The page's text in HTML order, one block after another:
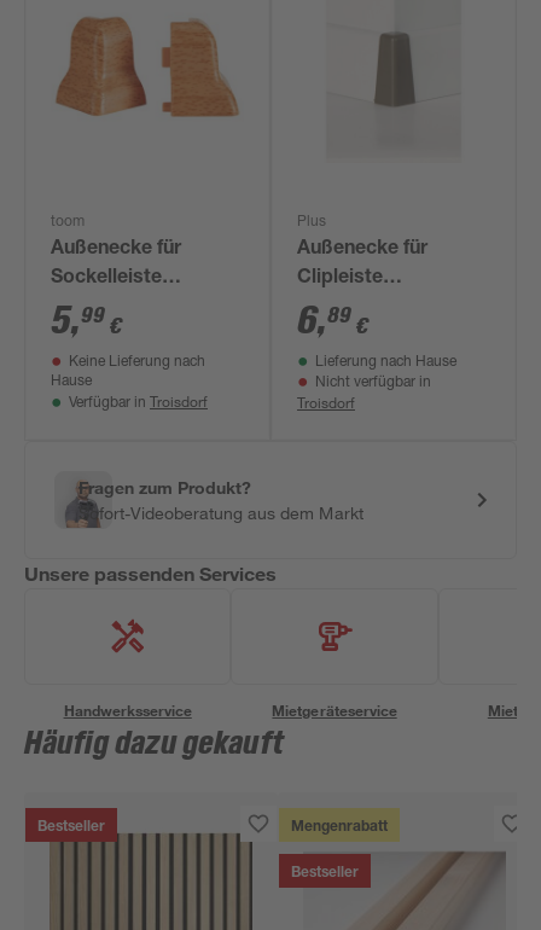
toom
Außenecke für
Sockelleiste
geschwungen
Montana Eiche, 2
Stück
5,99 €
Keine Lieferung nach
Hause
Verfügbar in Troisdorf
Plus
Außenecke für
Clipleiste
umbragrau, 2 Stück
6,89 €
Lieferung nach Hause
Nicht verfügbar in
Troisdorf
Fragen zum Produkt?
Sofort-Videoberatung aus dem Markt
Unsere passenden Services
Handwerksservice Mietgeräteservice
Häufig dazu gekauft
Bestseller Mengenrabatt
Bestseller